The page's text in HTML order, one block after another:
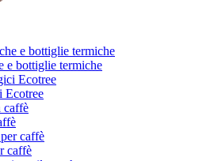
e bottiglie termiche
Ecotree
caffè